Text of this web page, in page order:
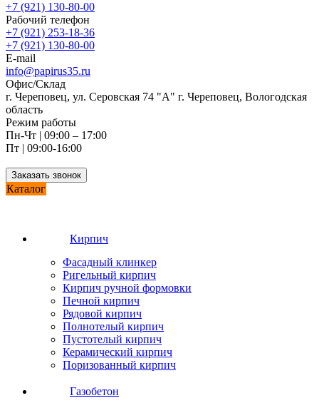
+7 (921) 130-80-00
Рабочий телефон
+7 (921) 253-18-36
+7 (921) 130-80-00
E-mail
info@papirus35.ru
Офис/Склад
г. Череповец, ул. Серовская 74 "А" г. Череповец, Вологодская
область
Режим работы
Пн-Чт | 09:00 – 17:00
Пт | 09:00-16:00
Заказать звонок
Каталог
Кирпич
Фасадный клинкер
Ригельный кирпич
Кирпич ручной формовки
Печной кирпич
Рядовой кирпич
Полнотелый кирпич
Пустотелый кирпич
Керамический кирпич
Поризованный кирпич
Газобетон